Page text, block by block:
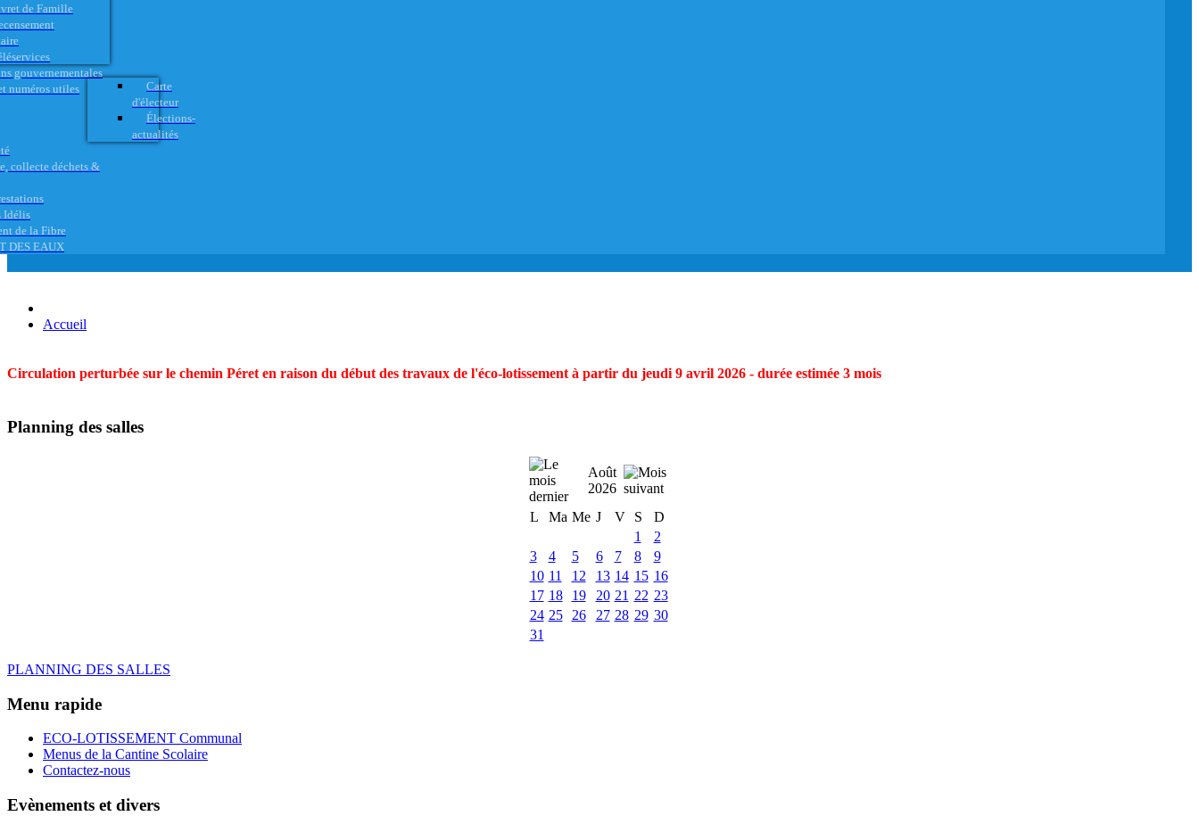
de Famille
gouvernementales
numéros utiles
Carte
d'électeur
Élections-
actualités
collecte déchets &
Idélis
de la Fibre
DES EAUX
Accueil
Circulation perturbée sur le chemin Péret en raison du début des travaux de l'éco-lotissement à partir du jeudi 9 avril 2026 - durée estimée 3 mois
Planning des salles
Août
2026
L
Ma Me J V S
D
1
2
3
4 5 6 7 8
9
10 11 12 13 14 15 16
17 18 19 20 21 22 23
24 25 26 27 28 29 30
31
PLANNING DES SALLES
Menu rapide
ECO-LOTISSEMENT Communal
Menus de la Cantine Scolaire
Contactez-nous
Evènements et divers